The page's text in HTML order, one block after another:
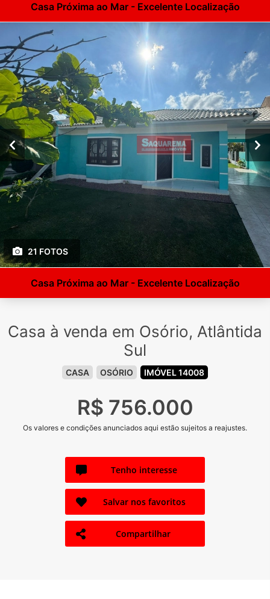
Casa Próxima ao Mar - Excelente Localização
21 FOTOS
Casa Próxima ao Mar - Excelente Localização
Casa à venda em Osório, Atlântida
Sul
CASA OSÓRIO IMÓVEL 14008
R$ 756.000
Os valores e condições anunciados aqui estão sujeitos a reajustes.
Tenho interesse
Salvar nos favoritos
Compartilhar